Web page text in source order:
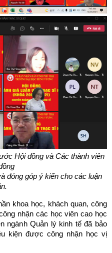
Hội đồng và Các thành viên
đóng góp ý kiến cho các luận
khoa học, khách quan, công
nhận các học viên cao học
ngành Quản lý kinh tế đã bảo
kiện được công nhận học vị